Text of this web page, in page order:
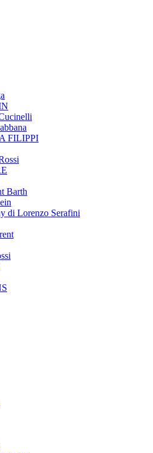
FILIPPI
Barth
di Lorenzo Serafini